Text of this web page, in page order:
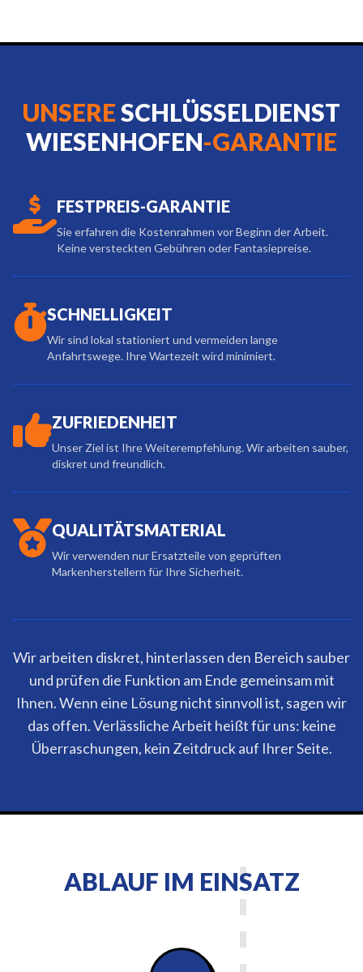
UNSERESCHLÜSSELDIENST
WIESENHOFEN-GARANTIE
FESTPREIS-GARANTIE
Sie erfahren die Kostenrahmen vor Beginn der Arbeit.
Keine versteckten Gebühren oder Fantasiepreise.
SCHNELLIGKEIT
Wir sind lokal stationiert und vermeiden lange
Anfahrtswege. Ihre Wartezeit wird minimiert.
ZUFRIEDENHEIT
Unser Ziel ist Ihre Weiterempfehlung. Wir arbeiten sauber,
diskret und freundlich.
QUALITÄTSMATERIAL
Wir verwenden nur Ersatzteile von geprüften
Markenherstellern für Ihre Sicherheit.
Wir arbeiten diskret, hinterlassen den Bereich sauber
und prüfen die Funktion am Ende gemeinsam mit
Ihnen. Wenn eine Lösung nicht sinnvoll ist, sagen wir
das offen. Verlässliche Arbeit heißt für uns: keine
Überraschungen, kein Zeitdruck auf Ihrer Seite.
ABLAUF IM EINSATZ